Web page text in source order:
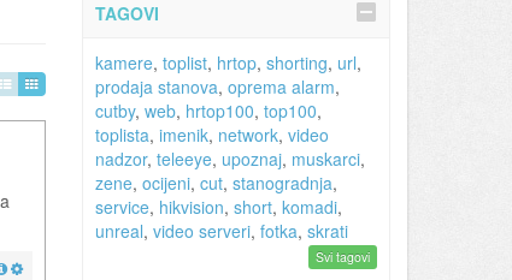
TAGOVI
kamere, toplist, hrtop, shorting, url,
prodaja stanova, oprema alarm,
cutby, web, hrtop100, top100,
toplista, imenik, network, video
nadzor, teleeye, upoznaj, muskarci,
zene, ocijeni, cut, stanogradnja,
service, hikvision, short, komadi,
unreal, video serveri, fotka, skrati
Svi tagovi